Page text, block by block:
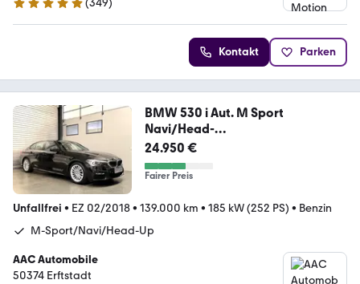
5 Sterne
(349)
Kontakt Parken
BMW 530 i Aut. M Sport
Navi/Head-
Up/Alcantara/Kamera
24.950 €
Fairer Preis
Unfallfrei • EZ 02/2018• 139.000 km • 185 kW (252 PS) • Benzin
M-Sport/Navi/Head-Up
AAC Automobile
50374 Erftstadt